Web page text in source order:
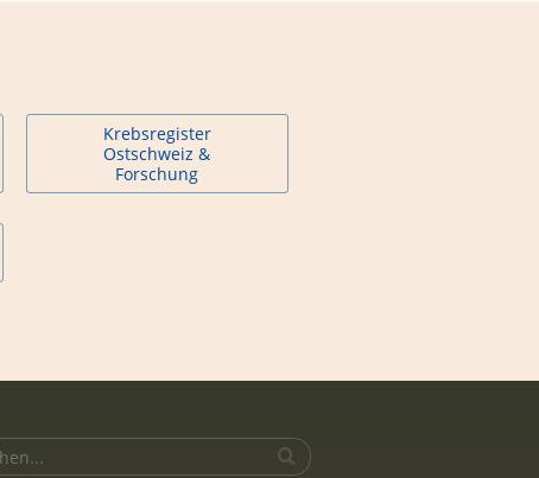
Krebsregister
Ostschweiz &
Forschung